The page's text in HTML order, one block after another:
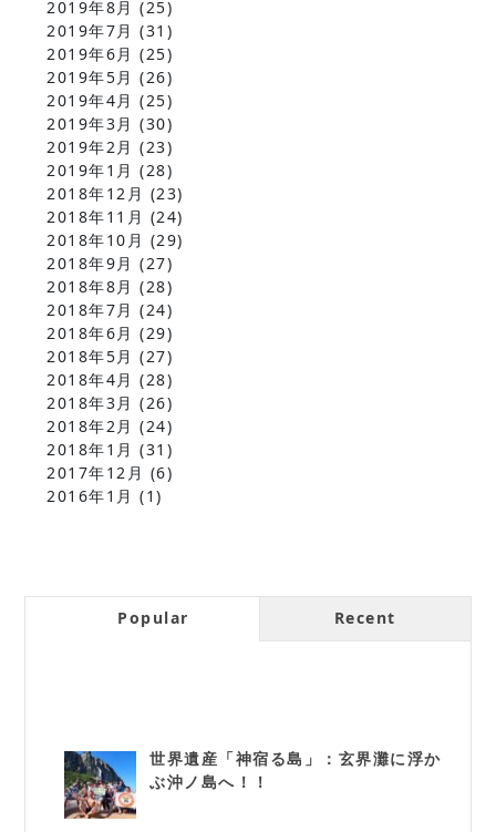
2019年8月 (25)
2019年7月 (31)
2019年6月 (25)
2019年5月 (26)
2019年4月 (25)
2019年3月 (30)
2019年2月 (23)
2019年1月 (28)
2018年12月 (23)
2018年11月 (24)
2018年10月 (29)
2018年9月 (27)
2018年8月 (28)
2018年7月 (24)
2018年6月 (29)
2018年5月 (27)
2018年4月 (28)
2018年3月 (26)
2018年2月 (24)
2018年1月 (31)
2017年12月 (6)
2016年1月 (1)
Popular Recent
世界遺産「神宿る島」：玄界灘に浮か
ぶ沖ノ島へ！！